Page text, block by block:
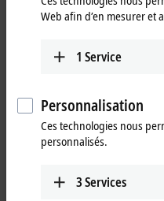
Sales
Hovedkontor
Raveien 205
Norway
+47 33 50 46 90
info@beckhoff.no
Planifier l’itinéraire (Google
Web afin d’en mesurer et
1 Service
Personnalisation
Ces technologies nous
personnalisés.
3Services